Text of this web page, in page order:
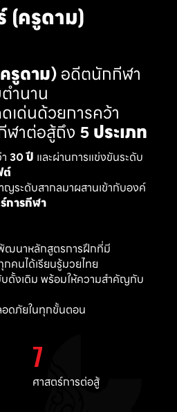
(ครูดาม)
รูดาม)อดีตนักกีฬา
ำนาน
เด่นด้วยการคว้า
ฬาต่อสู้ถึง 5 ประเภท
30 ปี และผ่านการแข่งขันระดับ
ต์
ญระดับสากลมาผสานเข้ากับองค์
การกีฬา
ฒนาหลักสูตรการฝึกที่มี
คนได้เรียนรู้มวยไทย
ดั้งเดิม พร้อมให้ความสำคัญกับ
อดภัยในทุกขั้นตอน
7
ศาสตร์การต่อสู้